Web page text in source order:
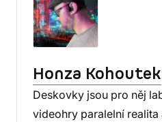
Honza Kohoutek
Deskovky jsou pro něj
videohry paralelní realita